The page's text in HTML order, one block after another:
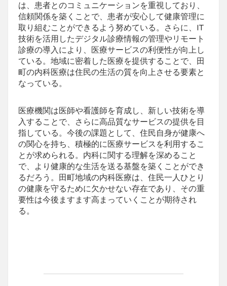
は、患者とのコミュニケーションを重視しており、
信頼関係を築くことで、患者が安心して健康管理に
取り組むことができるよう努めている。さらに、IT
技術を活用したデジタル診療情報の管理やリモート
診療の導入により、医療サービスの利便性が向上し
ている。地域に密着した医療を提供することで、田
町の内科医療は住民の生活の質を向上させる要素と
なっている。
医療機関は医師や看護師を育成し、新しい技術を導
入することで、さらに高品質なサービスの提供を目
指している。今後の課題として、住民自身が健康へ
の関心を持ち、積極的に医療サービスを利用するこ
とが求められる。内科に関する理解を深めること
で、より健康的な生活を送る基盤を築くことができ
るだろう。田町地域の内科医療は、住民一人ひとり
の健康を守るために欠かせない存在であり、その重
要性は今後ますます高まっていくことが期待され
る。